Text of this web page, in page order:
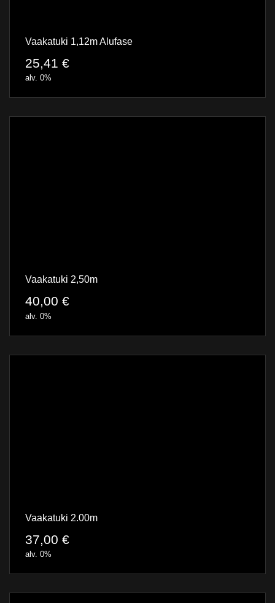
Vaakatuki 1,12m Alufase
25,41 €
alv. 0%
Vaakatuki 2,50m
40,00 €
alv. 0%
Vaakatuki 2.00m
37,00 €
alv. 0%